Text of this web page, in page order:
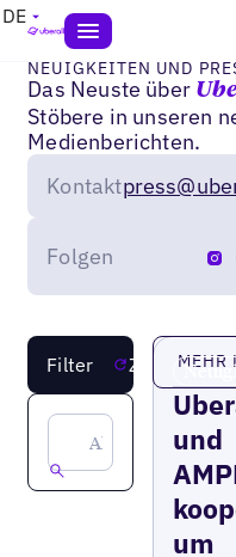
DE
NEUIGKEITEN UND
Das Neuste über
Stöbere in unseren
Medienberichten.
Kontakt
Folgen
Filter
und
um
MEHR